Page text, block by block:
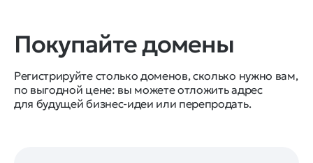
Покупайте домены
Регистрируйте столько доменов, сколько нужно вам,
по выгодной цене: вы можете отложить адрес
для будущей бизнес-идеи или перепродать.